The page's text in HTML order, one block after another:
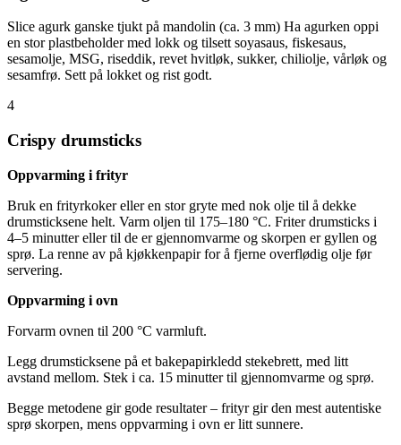
Slice agurk ganske tjukt på mandolin (ca. 3 mm) Ha agurken oppi
en stor plastbeholder med lokk og tilsett soyasaus, fiskesaus,
sesamolje, MSG, riseddik, revet hvitløk, sukker, chiliolje, vårløk og
sesamfrø. Sett på lokket og rist godt.
4
Crispy drumsticks
Oppvarming i frityr
Bruk en frityrkoker eller en stor gryte med nok olje til å dekke
drumsticksene helt. Varm oljen til 175–180 °C. Friter drumsticks i
4–5 minutter eller til de er gjennomvarme og skorpen er gyllen og
sprø. La renne av på kjøkkenpapir for å fjerne overflødig olje før
servering.
Oppvarming i ovn
Forvarm ovnen til 200 °C varmluft.
Legg drumsticksene på et bakepapirkledd stekebrett, med litt
avstand mellom. Stek i ca. 15 minutter til gjennomvarme og sprø.
Begge metodene gir gode resultater – frityr gir den mest autentiske
sprø skorpen, mens oppvarming i ovn er litt sunnere.